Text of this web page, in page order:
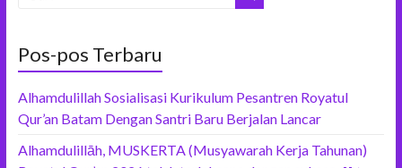
Pos-pos Terbaru
Alhamdulillah Sosialisasi Kurikulum Pesantren Royatul
Qur’an Batam Dengan Santri Baru Berjalan Lancar
Alhamdulillāh, MUSKERTA (Musyawarah Kerja Tahunan)